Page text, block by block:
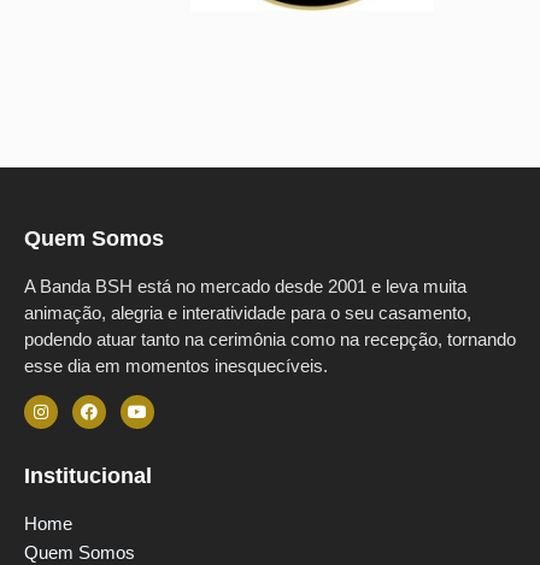
Quem Somos
A Banda BSH está no mercado desde 2001 e leva muita
animação, alegria e interatividade para o seu casamento,
podendo atuar tanto na cerimônia como na recepção, tornando
esse dia em momentos inesquecíveis.
Institucional
Home
Quem Somos